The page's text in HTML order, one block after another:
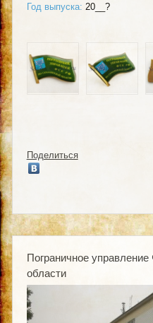
Год выпуска: 20__?
Поделиться
Пограничное
области